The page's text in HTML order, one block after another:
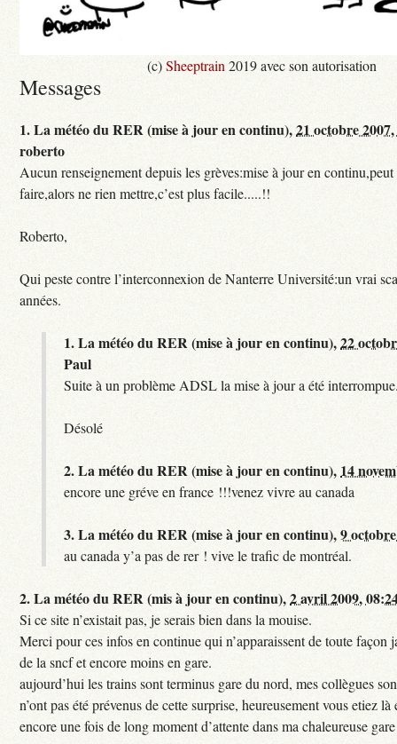
(c)Sheeptrain 2019 avec son autorisation
Messages
1.La météo du RER (mise à jour en continu),21 octobre
roberto
Aucun renseignement depuis les grèves:mise à jour en
faire,alors ne rien mettre,c’est plus facile.....!!
Roberto,
Qui peste contre l’interconnexion de Nanterre Université:un vrai
années.
1.La météo du RER (mise à jour en continu),22
Paul
Suite à un problème ADSL la mise à jour a été
Désolé
2.La météo du RER (mise à jour en continu), 14
encore une gréve en france !!!venez vivre au canada
3.La météo du RER (mise à jour en continu),9
au canada y’a pas de rer ! vive le trafic de montréal.
2.La météo du RER (mis à jour en continu),2 avril 2009,
Si ce site n’existait pas, je serais bien dans la mouise.
Merci pour ces infos en continue qui n’apparaissent de toute façon
de la sncf et encore moins en gare.
aujourd’hui les trains sont terminus gare du nord, mes collègues
n’ont pas été prévenus de cette surprise, heureusement vous etiez là
encore une fois de long moment d’attente dans ma chaleureuse